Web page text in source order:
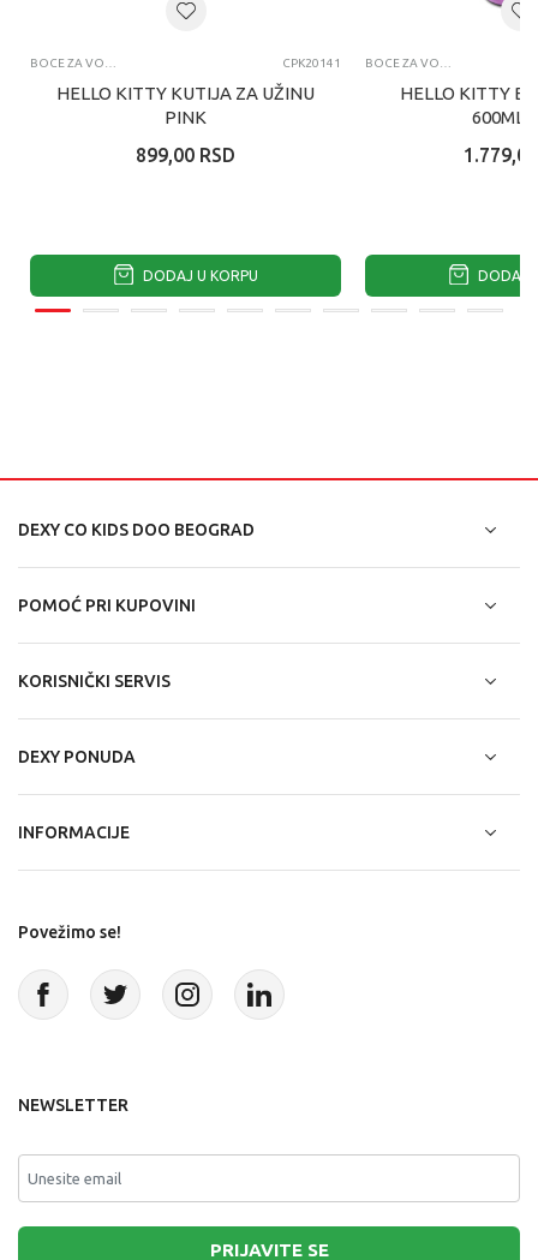
CPK20141
HELLO KITTY KUTIJA ZA UŽINU
PINK
899,00 RSD
DODAJ U KORPU
HELLO KITTY
600ML
1.779,00
DODAJ
DEXY CO KIDS DOO BEOGRAD
POMOĆ PRI KUPOVINI
KORISNIČKI SERVIS
DEXY PONUDA
INFORMACIJE
Povežimo se!
NEWSLETTER
PRIJAVITE SE